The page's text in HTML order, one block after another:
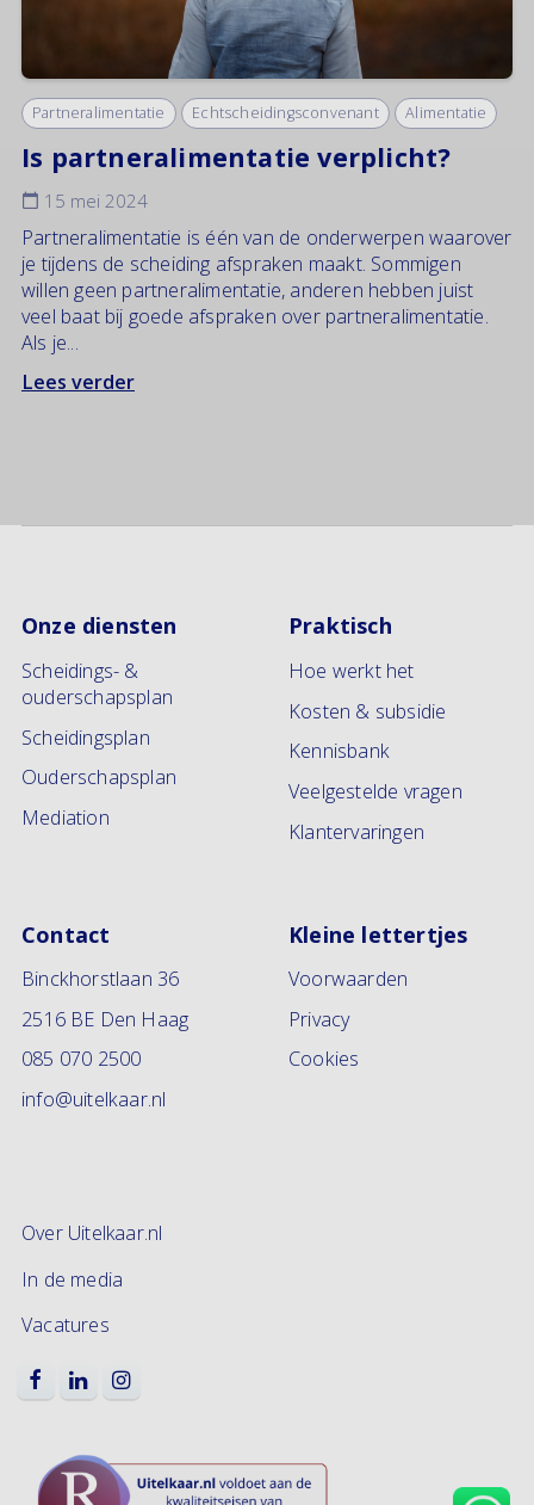
Partneralimentatie Echtscheidingsconvenant Alimentatie
Is partneralimentatie verplicht?
15 mei 2024
Partneralimentatie is één van de onderwerpen waarover
je tijdens de scheiding afspraken maakt. Sommigen
willen geen partneralimentatie, anderen hebben juist
veel baat bij goede afspraken over partneralimentatie.
Als je...
Lees verder
Onze diensten
Scheidings- &
ouderschapsplan
Scheidingsplan
Ouderschapsplan
Mediation
Praktisch
Hoe werkt het
Kosten & subsidie
Kennisbank
Veelgestelde vragen
Klantervaringen
Contact
Binckhorstlaan 36
2516 BE Den Haag
085 070 2500
info@uitelkaar.nl
Kleine lettertjes
Voorwaarden
Privacy
Cookies
Over Uitelkaar.nl
In de media
Vacatures